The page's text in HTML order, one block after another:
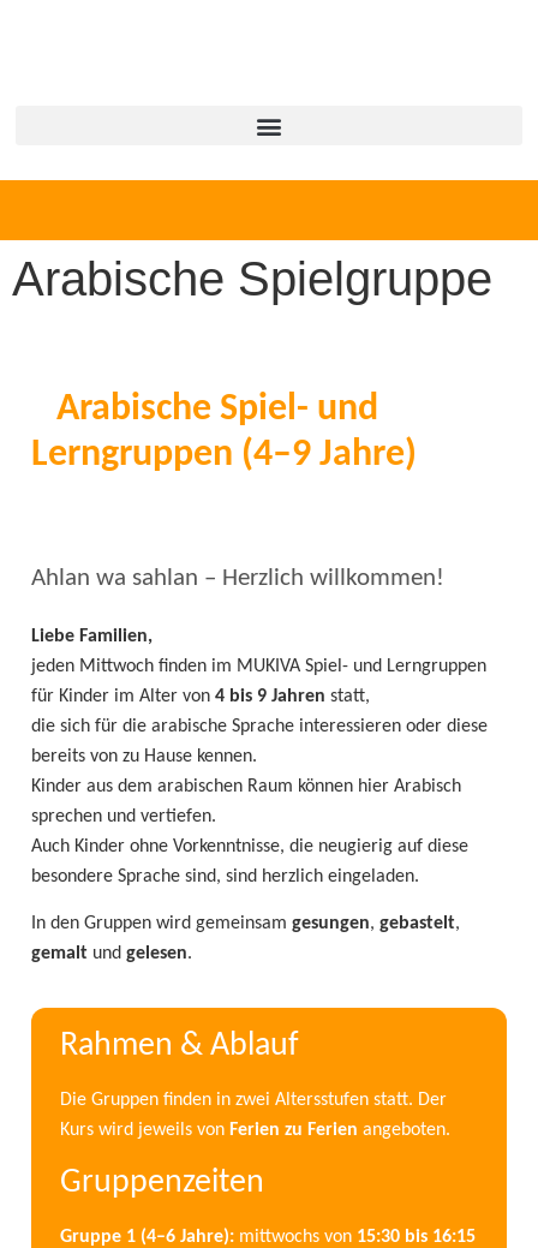
Arabische Spielgruppe
Arabische Spiel- und
Lerngruppen (4–9 Jahre)
Ahlan wa sahlan – Herzlich willkommen!
Liebe Familien,
jeden Mittwoch finden im MUKIVA Spiel- und Lerngruppen
für Kinder im Alter von 4 bis 9 Jahren statt,
die sich für die arabische Sprache interessieren oder diese
bereits von zu Hause kennen.
Kinder aus dem arabischen Raum können hier Arabisch
sprechen und vertiefen.
Auch Kinder ohne Vorkenntnisse, die neugierig auf diese
besondere Sprache sind, sind herzlich eingeladen.
In den Gruppen wird gemeinsam gesungen, gebastelt,
gemalt und gelesen.
Rahmen & Ablauf
Die Gruppen finden in zwei Altersstufen statt. Der
Kurs wird jeweils von Ferien zu Ferien angeboten.
Gruppenzeiten
Gruppe 1 (4–6 Jahre): mittwochs von 15:30 bis 16:15